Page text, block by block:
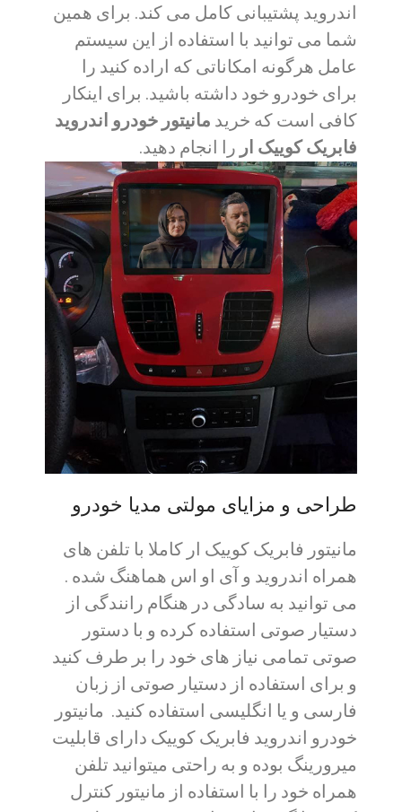
اندروید پشتیبانی کامل می کند. برای همین
شما می توانید با استفاده از این سیستم
عامل هرگونه امکاناتی که اراده کنید را
برای خودرو خود داشته باشید. برای اینکار
کافی است که خرید مانیتور خودرو اندروید
فابریک کوییک ار را انجام دهید.
طراحی و مزایای مولتی مدیا خودرو
مانیتور فابریک کوییک ار کاملا با تلفن های
همراه اندروید و آی او اس هماهنگ شده .
می توانید به سادگی در هنگام رانندگی از
دستیار صوتی استفاده کرده و با دستور
صوتی تمامی نیاز های خود را بر طرف کنید
و برای استفاده از دستیار صوتی از زبان
فارسی و یا انگلیسی استفاده کنید. مانیتور
خودرو اندروید فابریک کوییک دارای قابلیت
میرورینگ بوده و به راحتی میتوانید تلفن
همراه خود را با استفاده از مانیتور کنترل